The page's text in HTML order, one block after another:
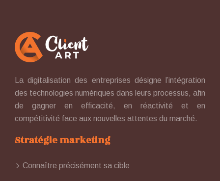
La digitalisation des entreprises désigne l’intégration
des technologies numériques dans leurs processus, afin
de gagner en efficacité, en réactivité et en
compétitivité face aux nouvelles attentes du marché.
Stratégie marketing
Connaître précisément sa cible